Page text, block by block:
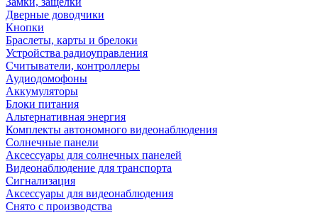
Дверные доводчики
Кнопки
Браслеты, карты и брелоки
Устройства радиоуправления
Считыватели, контроллеры
Аудиодомофоны
Аккумуляторы
Блоки питания
Альтернативная энергия
Комплекты автономного видеонаблюдения
Солнечные панели
Аксессуары для солнечных панелей
Видеонаблюдение для транспорта
Сигнализация
Аксессуары для видеонаблюдения
Снято с производства